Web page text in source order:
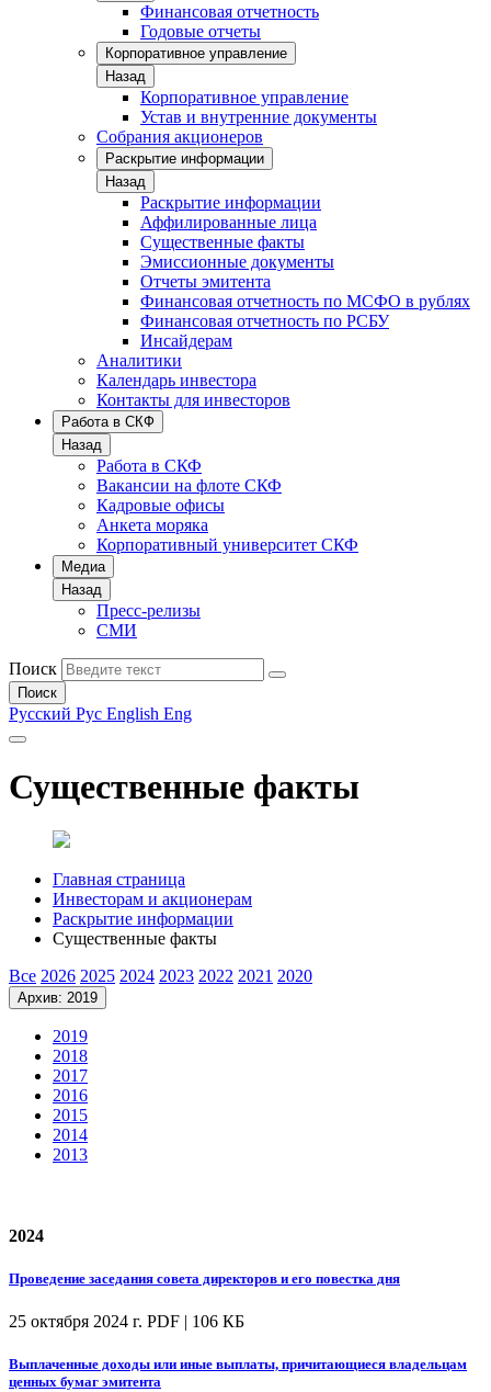
Финансовая отчетность
Годовые отчеты
Корпоративное управление
Назад
Корпоративное управление
Устав и внутренние документы
Собрания акционеров
Раскрытие информации
Назад
Раскрытие информации
Аффилированные лица
Существенные факты
Эмиссионные документы
Отчеты эмитента
Финансовая отчетность по МСФО в рублях
Финансовая отчетность по РСБУ
Инсайдерам
Аналитики
Календарь инвестора
Контакты для инвесторов
Работа в СКФ
Назад
Работа в СКФ
Вакансии на флоте СКФ
Кадровые офисы
Анкета моряка
Корпоративный университет СКФ
Медиа
Назад
Пресс-релизы
СМИ
Поиск
Поиск
Русский Рус English Eng
Существенные факты
Главная страница
Инвесторам и акционерам
Раскрытие информации
Существенные факты
Все 2026 2025 2024 2023 2022 2021 2020
Архив: 2019
2019
2018
2017
2016
2015
2014
2013
2024
Проведение заседания совета директоров и его повестка дня
25 октября 2024 г. PDF | 106 КБ
Выплаченные доходы или иные выплаты, причитающиеся владельцам
ценных бумаг эмитента